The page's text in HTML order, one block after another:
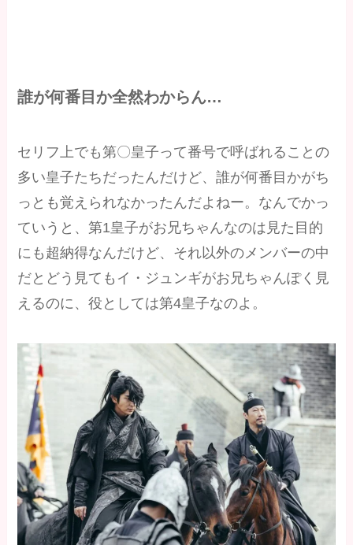
誰が何番目か全然わからん…
セリフ上でも第〇皇子って番号で呼ばれることの
多い皇子たちだったんだけど、誰が何番目かがち
っとも覚えられなかったんだよねー。なんでかっ
ていうと、第1皇子がお兄ちゃんなのは見た目的
にも超納得なんだけど、それ以外のメンバーの中
だとどう見てもイ・ジュンギがお兄ちゃんぽく見
えるのに、役としては第4皇子なのよ。